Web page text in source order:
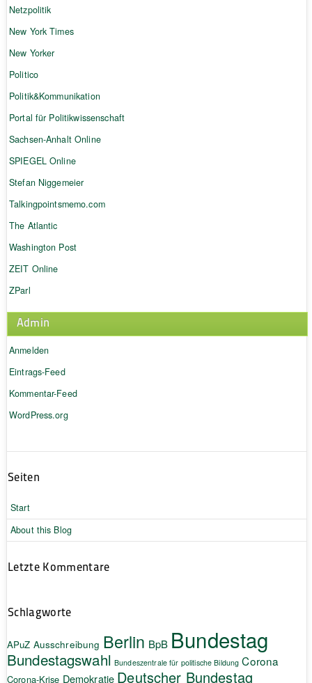
Netzpolitik
New York Times
New Yorker
Politico
Politik&Kommunikation
Portal für Politikwissenschaft
Sachsen-Anhalt Online
SPIEGEL Online
Stefan Niggemeier
Talkingpointsmemo.com
The Atlantic
Washington Post
ZEIT Online
ZParl
Admin
Anmelden
Eintrags-Feed
Kommentar-Feed
WordPress.org
Seiten
Start
About this Blog
Letzte Kommentare
Schlagworte
APuZ Ausschreibung Berlin BpB Bundestag
Bundestagswahl Bundeszentrale für politische Bildung Corona
Corona-Krise Demokratie Deutscher Bundestag